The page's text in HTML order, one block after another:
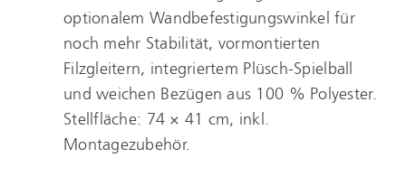
optionalem Wandbefestigungswinkel für
noch mehr Stabilität, vormontierten
Filzgleitern, integriertem Plüsch-Spielball
und weichen Bezügen aus 100 % Polyester.
Stellfläche: 74 × 41 cm, inkl.
Montagezubehör.